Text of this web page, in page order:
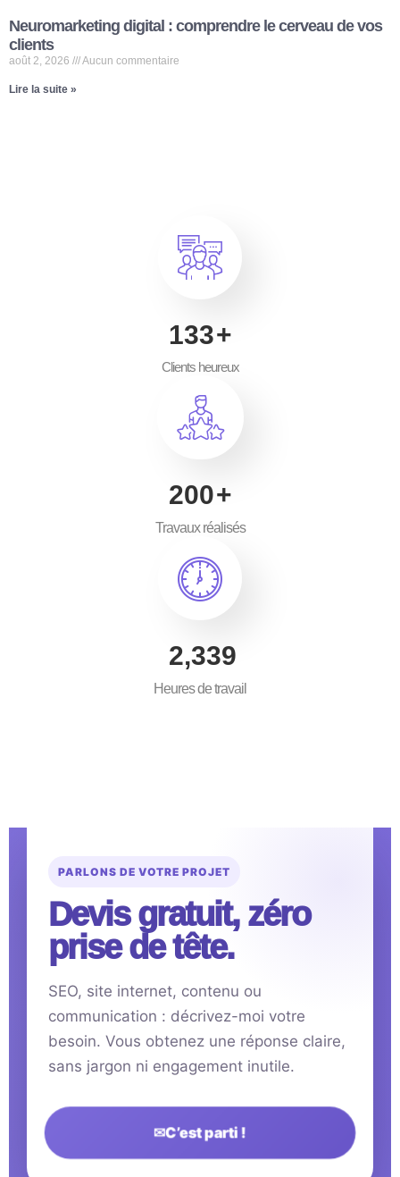
Neuromarketing digital : comprendre le cerveau de vos
clients
août 2, 2026 Aucun commentaire
Lire la suite »
200+
Clients heureux
300+
Travaux réalisés
3,500
Heures de travail
PARLONS DE VOTRE PROJET
Devis gratuit, zéro
prise de tête.
SEO, site internet, contenu ou
communication : décrivez-moi votre
besoin. Vous obtenez une réponse claire,
sans jargon ni engagement inutile.
✉C’est parti !